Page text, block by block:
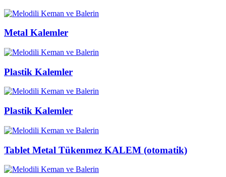
Metal Kalemler
Plastik Kalemler
Plastik Kalemler
Tablet Metal Tükenmez KALEM (otomatik)